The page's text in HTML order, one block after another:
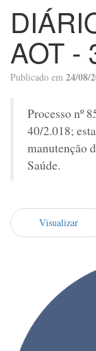
AOT -
Publicado em 24/08/
Processo nº
40/2.018;
manutenção
Saúde.
Visualizar